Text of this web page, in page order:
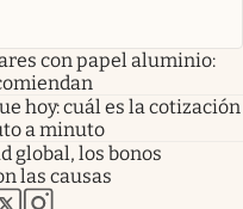
con papel aluminio:
hoy: cuál es la cotización
a minuto
global, los bonos
las causas
pestaña
nueva pestaña
en nueva pestaña
abre en nueva pestaña
abre en nueva pestaña